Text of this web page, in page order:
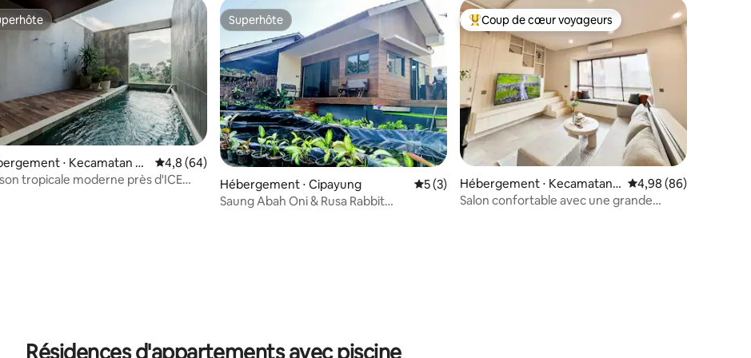
sur la base de 30 commentaires : 5 sur 5
⋅ Kecamatan Pa
Évaluation moyenne sur la base de 64 commentaires : 4,8 sur 5
4,8 (64)
tropicale moderne près d'ICE
Superhôte
Superhôte
Hébergement ⋅ Cipayung Évaluation moyenne sur la base de 3 commentaires : 5 sur 5
5 (3)
Saung Abah Oni & Rusa Rabbit
Coups de cœur voyageurs les plus appréciés
Coup de cœur voyageurs
Hébergement ⋅ Kecamatan
Pagedangan
Évaluation moyenne
4,98 (86)
Salon confortable avec une grande